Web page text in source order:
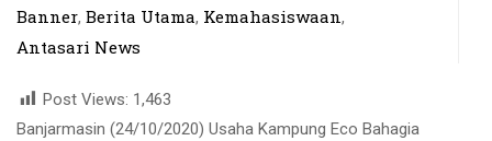
Banner, Berita Utama, Kemahasiswaan,
Antasari News
Post Views: 1,463
Banjarmasin (24/10/2020) Usaha Kampung Eco Bahagia